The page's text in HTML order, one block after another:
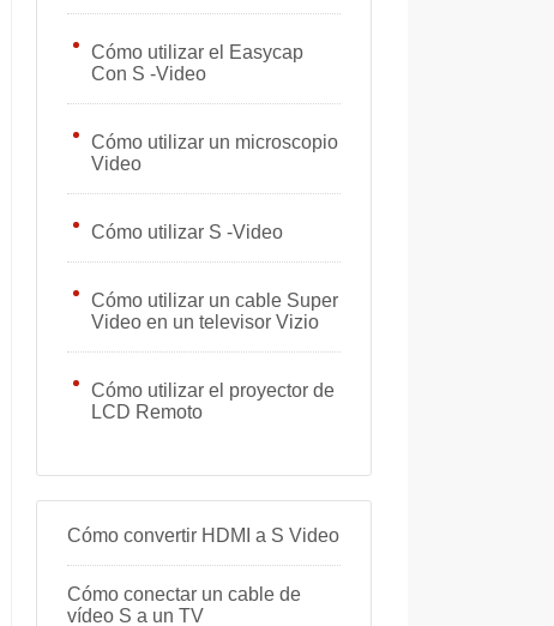
Cómo utilizar el Easycap
Con S -Video
Cómo utilizar un microscopio
Video
Cómo utilizar S -Video
Cómo utilizar un cable Super
Video en un televisor Vizio
Cómo utilizar el proyector de
LCD Remoto
Cómo convertir HDMI a S Video
Cómo conectar un cable de
vídeo S a un TV